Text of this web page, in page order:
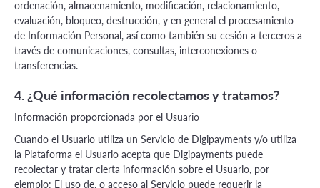
ordenación, almacenamiento, modificación, relacionamiento,
evaluación, bloqueo, destrucción, y en general el procesamiento
de Información Personal, así como también su cesión a terceros a
través de comunicaciones, consultas, interconexiones o
transferencias.
4. ¿Qué información recolectamos y tratamos?
Información proporcionada por el Usuario
Cuando el Usuario utiliza un Servicio de Digipayments y/o utiliza
la Plataforma el Usuario acepta que Digipayments puede
recolectar y tratar cierta información sobre el Usuario, por
ejemplo: El uso de, o acceso al Servicio puede requerir la